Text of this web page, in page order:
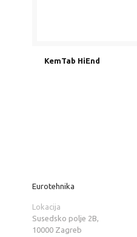
KemTab HiEnd
Eurotehnika
Lokacija
Susedsko polje 2B,
10000 Zagreb